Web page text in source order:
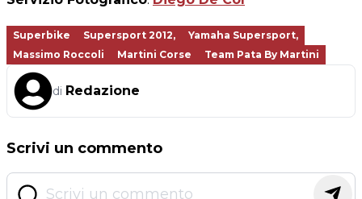
Superbike Supersport 2012,
Yamaha Supersport,
Massimo Roccoli
Martini Corse Team Pata By Martini
di Redazione
Scrivi un commento